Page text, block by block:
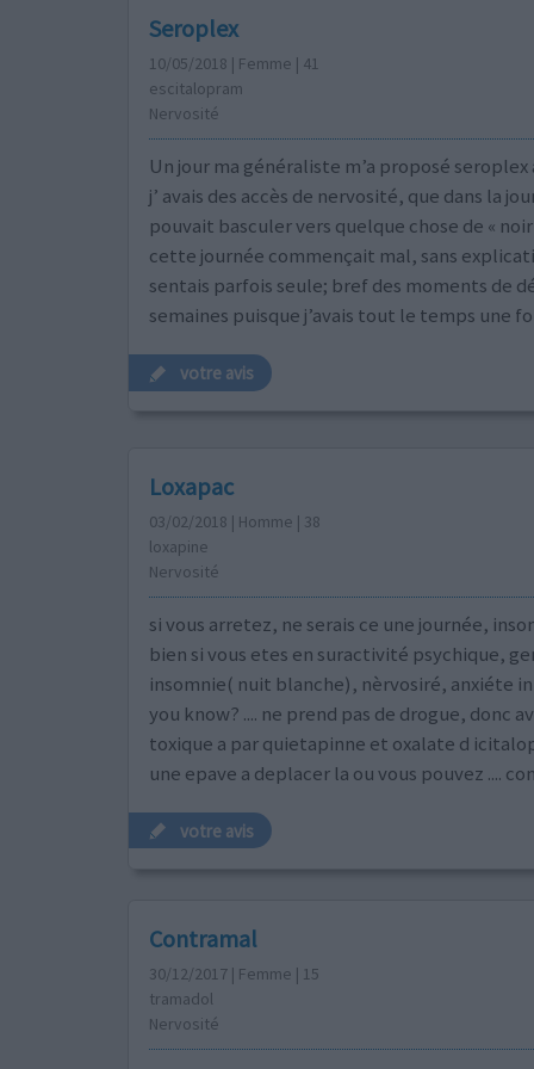
Seroplex
10/05/2018 | Femme | 41
escitalopram
Nervosité
Un jour ma généraliste m’a proposé seroplex
j’ avais des accès de nervosité, que dans la
pouvait basculer vers quelque chose de « noir
cette journée commençait mal, sans
sentais parfois seule; bref des moments de
semaines puisque j’avais tout le temps une
votre avis
Loxapac
03/02/2018 | Homme | 38
loxapine
Nervosité
si vous arretez, ne serais ce une journée,
bien si vous etes en suractivité psychique,
insomnie( nuit blanche), nèrvosiré, anxiéte
you know? .... ne prend pas de drogue, donc
toxique a par quietapinne et oxalate d
une epave a deplacer la ou vous pouvez ....
votre avis
Contramal
30/12/2017 | Femme | 15
tramadol
Nervosité